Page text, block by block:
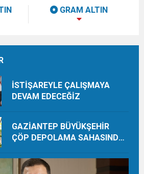
GRAM ALTIN
İSTİŞAREYLE ÇALIŞMAYA
DEVAM EDECEĞİZ
GAZİANTEP BÜYÜKŞEHİR
ÇÖP DEPOLAMA SAHASINDA
TON HASAT YAPIYOR